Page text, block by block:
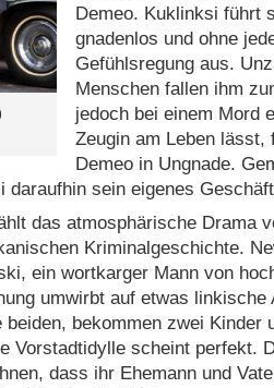
Demeo. Kuklinksi führt
gnadenlos und ohne
Gefühlsregung aus.
Menschen fallen ihm
jedoch bei einem Mord
Zeugin am Leben lässt,
Demeo in Ungnade.
sein eigenes
das atmosphärische Drama
Kriminalgeschichte.
ein wortkarger Mann von
umwirbt auf etwas linkische
bekommen zwei Kinder
Vorstadtidylle scheint perfekt.
dass ihr Ehemann und